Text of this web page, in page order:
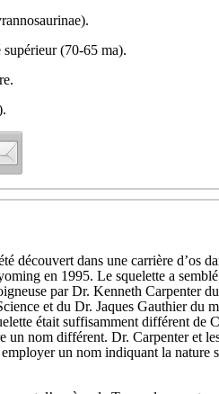
(70-65 ma).
découvert dans une carrière d’os
en 1995. Le squelette a
par Dr. Kenneth Carpenter
et du Dr. Jaques Gauthier du
était suffisamment différent de
un nom différent. Dr. Carpenter et
un nom indiquant la nature